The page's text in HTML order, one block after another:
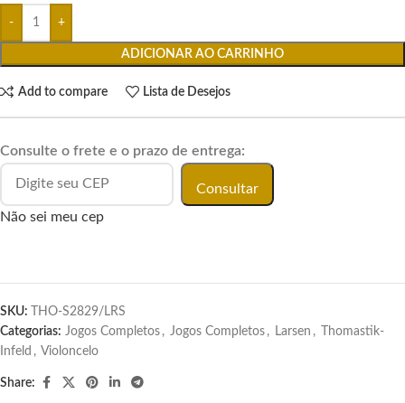
ADICIONAR AO CARRINHO
Add to compare Lista de Desejos
Consulte o frete e o prazo de entrega:
Consultar
Não sei meu cep
SKU:
THO-S2829/LRS
Categorias: Jogos Completos , Jogos Completos , Larsen ,
Thomastik-
Infeld , Violoncelo
Share: